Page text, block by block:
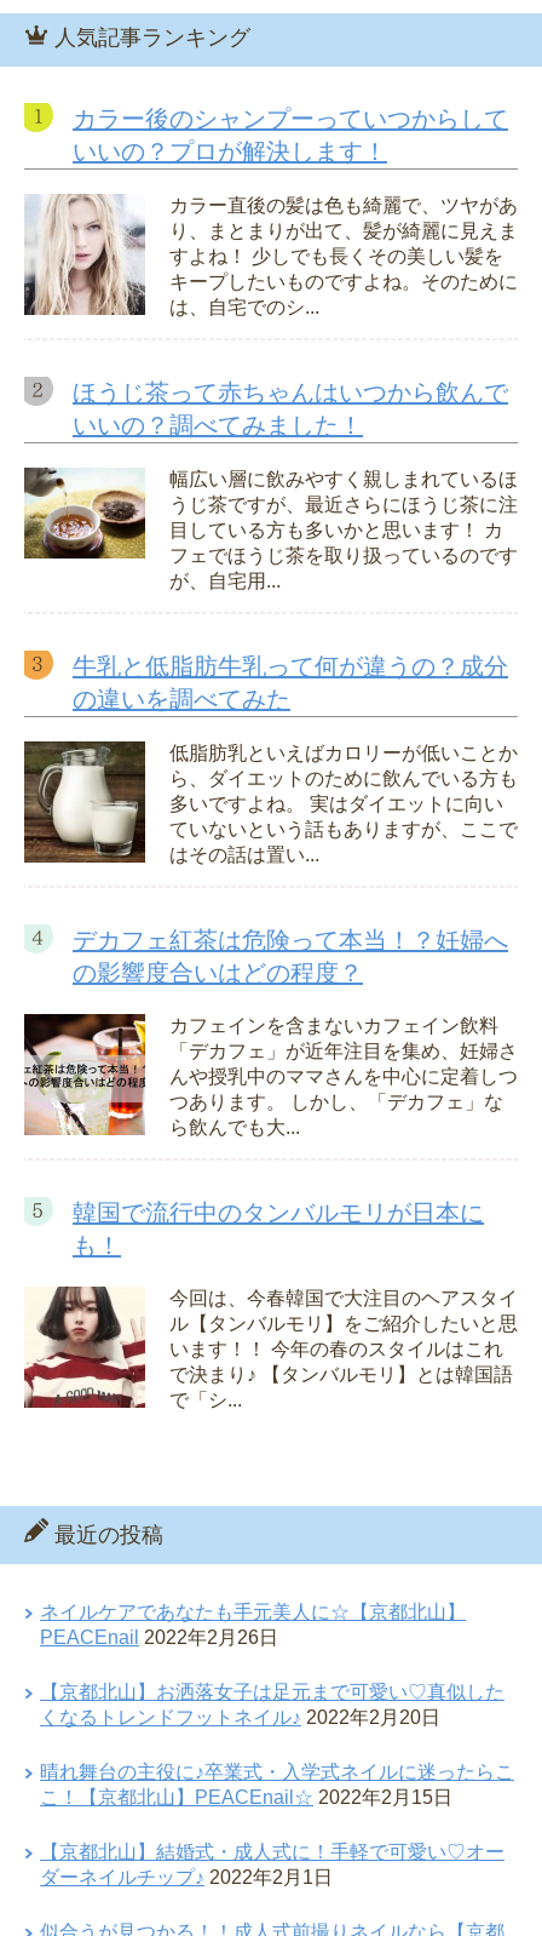
人気記事ランキング
カラー後のシャンプーっていつからして
いいの？プロが解決します！
カラー直後の髪は色も綺麗で、ツヤがあ
り、まとまりが出て、髪が綺麗に見えま
すよね！ 少しでも長くその美しい髪を
キープしたいものですよね。そのために
は、自宅でのシ...
ほうじ茶って赤ちゃんはいつから飲んで
いいの？調べてみました！
幅広い層に飲みやすく親しまれているほ
うじ茶ですが、最近さらにほうじ茶に注
目している方も多いかと思います！ カ
フェでほうじ茶を取り扱っているのです
が、自宅用...
牛乳と低脂肪牛乳って何が違うの？成分
の違いを調べてみた
低脂肪乳といえばカロリーが低いことか
ら、ダイエットのために飲んでいる方も
多いですよね。 実はダイエットに向い
ていないという話もありますが、ここで
はその話は置い...
デカフェ紅茶は危険って本当！？妊婦へ
の影響度合いはどの程度？
カフェインを含まないカフェイン飲料
「デカフェ」が近年注目を集め、妊婦さ
んや授乳中のママさんを中心に定着しつ
つあります。 しかし、「デカフェ」な
ら飲んでも大...
韓国で流行中のタンバルモリが日本に
も！
今回は、今春韓国で大注目のヘアスタイ
ル【タンバルモリ】をご紹介したいと思
います！！ 今年の春のスタイルはこれ
で決まり♪ 【タンバルモリ】とは韓国語
で「シ...
最近の投稿
ネイルケアであなたも手元美人に☆【京都北山】
PEACEnail 2022年2月26日
【京都北山】お洒落女子は足元まで可愛い♡真似した
くなるトレンドフットネイル♪ 2022年2月20日
晴れ舞台の主役に♪卒業式・入学式ネイルに迷ったらこ
こ！【京都北山】PEACEnail☆ 2022年2月15日
【京都北山】結婚式・成人式に！手軽で可愛い♡オー
ダーネイルチップ♪ 2022年2月1日